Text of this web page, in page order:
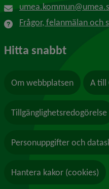
Frågor, felanmälan och
Hitta snabbt
Om webbplatsen A till
Tillgänglighetsredogörelse
Personuppgifter och
Hantera kakor (cookies)